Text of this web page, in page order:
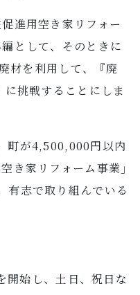
進用空き家リフォー
として、そのときに
材を利用して、『廃
挑戦することにしま
町が4,500,000円以内
き家リフォーム事業｣
有志で取り組んでいる
始し、土日、祝日な